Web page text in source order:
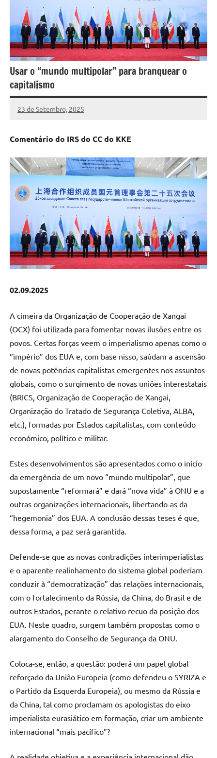
Usar o “mundo multipolar” para branquear o
capitalismo
23 de Setembro, 2025
Pedro
Comentário do IRSdo CC do KKE
02.09.2025
A cimeira da Organização de Cooperação de Xangai
(OCX) foi utilizada para fomentar novas ilusões entre os
povos. Certas forças veem o imperialismo apenas como o
“império” dos EUA e, com base nisso, saúdam a ascensão
de novas potências capitalistas emergentes nos assuntos
globais, como o surgimento de novas uniões interestatais
(BRICS, Organização de Cooperação de Xangai,
Organização do Tratado de Segurança Coletiva, ALBA,
etc.), formadas por Estados capitalistas, com conteúdo
económico, político e militar.
Estes desenvolvimentos são apresentados como o início
da emergência de um novo “mundo multipolar”, que
supostamente “reformará” e dará “nova vida” à ONU e a
outras organizações internacionais, libertando-as da
“hegemonia” dos EUA. A conclusão dessas teses é que,
dessa forma, a paz será garantida.
Defende-se que as novas contradições interimperialistas
e o aparente realinhamento do sistema global poderiam
conduzir à “democratização” das relações internacionais,
com o fortalecimento da Rússia, da China, do Brasil e de
outros Estados, perante o relativo recuo da posição dos
EUA. Neste quadro, surgem também propostas como o
alargamento do Conselho de Segurança da ONU.
Coloca-se, então, a questão: poderá um papel global
reforçado da União Europeia (como defendeu o SYRIZA e
o Partido da Esquerda Europeia), ou mesmo da Rússia e
da China, tal como proclamam os apologistas do eixo
imperialista eurasiático em formação, criar um ambiente
internacional “mais pacífico”?